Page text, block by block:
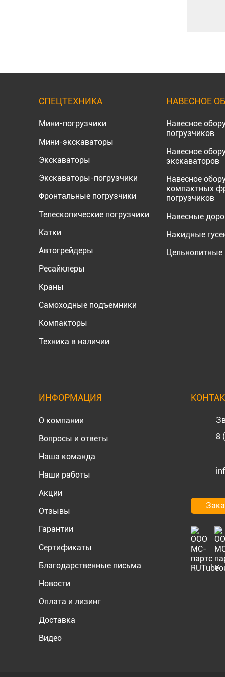
СПЕЦТЕХНИКА
Мини-погрузчики
Мини-экскаваторы
Экскаваторы
Экскаваторы-погрузчики
Фронтальные погрузчики
Телескопические погрузчики
Катки
Автогрейдеры
Ресайклеры
Краны
Самоходные подъемники
Компакторы
Техника в наличии
НАВЕСНОЕ
Навесное
погрузчиков
Навесное
экскаваторов
Навесное
компактных
погрузчиков
Навесные
Накидные
Цельнолитные
ИНФОРМАЦИЯ
О компании
Вопросы и ответы
Наша команда
Наши работы
Акции
Отзывы
Гарантии
Сертификаты
Благодарственные письма
Новости
Оплата и лизинг
Доставка
Видео
8